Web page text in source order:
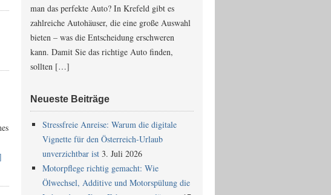
man das perfekte Auto? In Krefeld gibt es
zahlreiche Autohäuser, die eine große Auswahl
bieten – was die Entscheidung erschweren
kann. Damit Sie das richtige Auto finden,
sollten […]
Neueste Beiträge
Stressfreie Anreise: Warum die digitale
Vignette für den Österreich-Urlaub
unverzichtbar ist 3. Juli 2026
Motorpflege richtig gemacht: Wie
Ölwechsel, Additive und Motorspülung die